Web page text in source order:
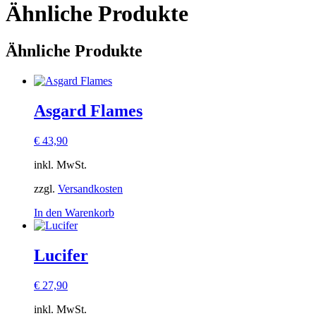
Ähnliche Produkte
Ähnliche Produkte
Asgard Flames
€ 43,90
inkl. MwSt.
zzgl. Versandkosten
In den Warenkorb
Lucifer
€ 27,90
inkl. MwSt.